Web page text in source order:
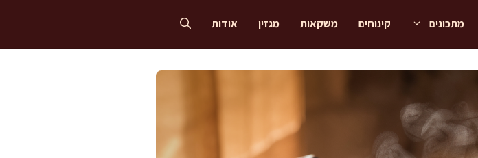
מתכונים קינוחים משקאות מגזין אודות